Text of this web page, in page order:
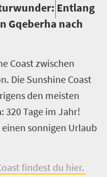
Entlang
Gqeberha nach
Coast zwischen
Die Sunshine Coast
den meisten
320 Tage im Jahr!
sonnigen Urlaub
findest du hier.